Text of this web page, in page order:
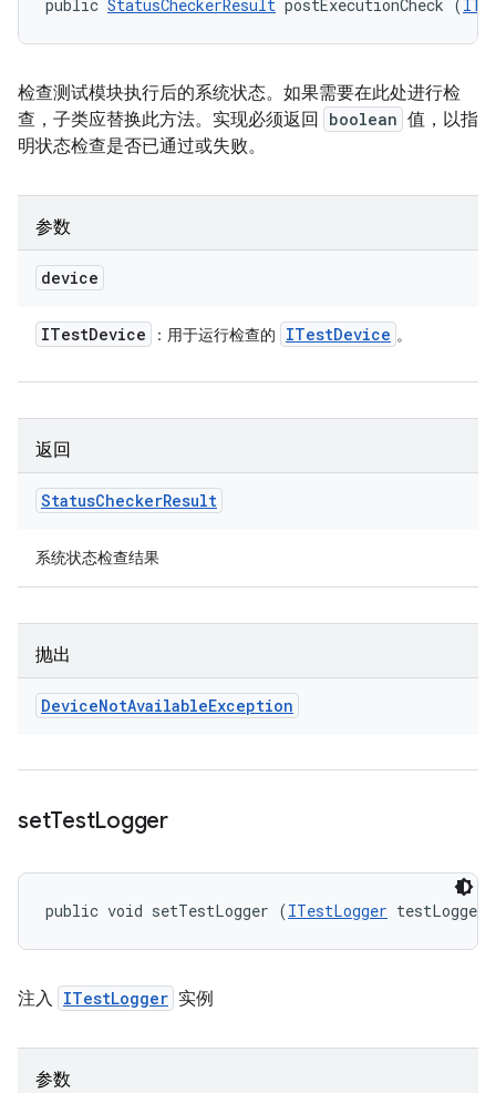
public StatusCheckerResult postExecutionCheck (
检查测试模块执行后的系统状态。如果需要在此处进行检
查，子类应替换此方法。实现必须返回
boolean 值，以指
明状态检查是否已通过或失败。
参数
device
ITestDevice ：用于运行检查的 ITestDevice 。
返回
StatusCheckerResult
系统状态检查结果
抛出
DeviceNotAvailableException
setTestLogger
public void setTestLogger (ITestLogger testLogger)
注入 ITestLogger 实例
参数